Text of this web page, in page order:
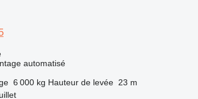
automatisé
6 000 kg Hauteur de levée 23 m